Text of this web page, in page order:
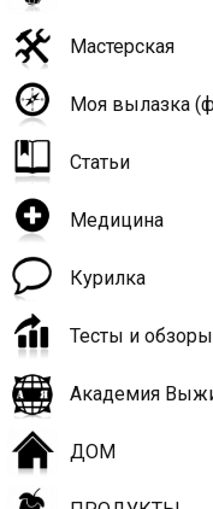
Мастерская
Моя вылазка
Статьи
Медицина
Курилка
Тесты и обзоры
Академия
ДОМ